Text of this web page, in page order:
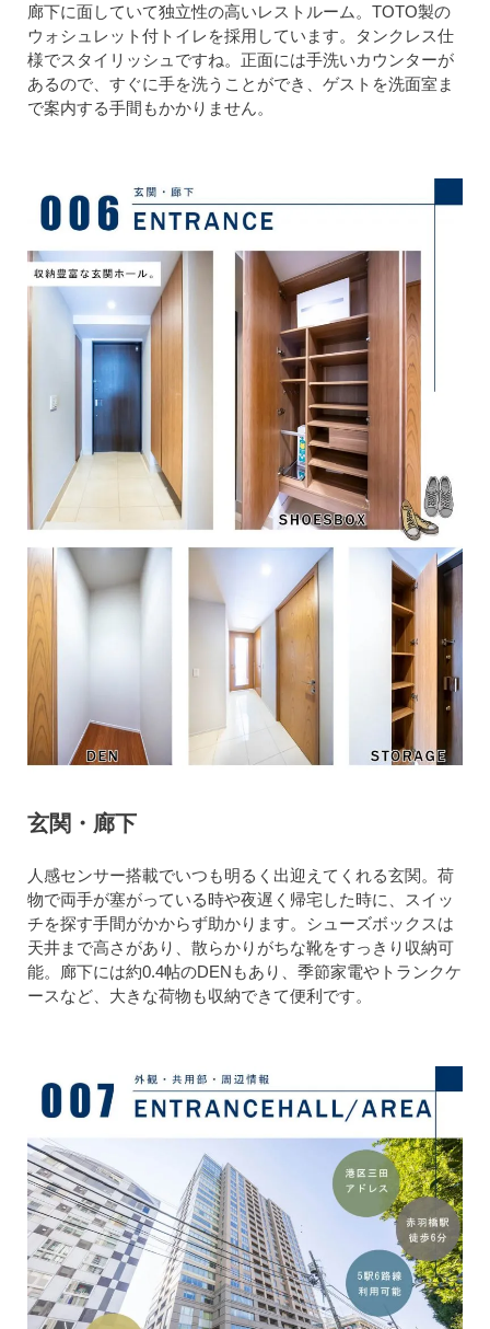
廊下に面していて独立性の高いレストルーム。TOTO製の
ウォシュレット付トイレを採用しています。タンクレス仕
様でスタイリッシュですね。正面には手洗いカウンターが
あるので、すぐに手を洗うことができ、ゲストを洗面室ま
で案内する手間もかかりません。
玄関・廊下
人感センサー搭載でいつも明るく出迎えてくれる玄関。荷
物で両手が塞がっている時や夜遅く帰宅した時に、スイッ
チを探す手間がかからず助かります。シューズボックスは
天井まで高さがあり、散らかりがちな靴をすっきり収納可
能。廊下には約0.4帖のDENもあり、季節家電やトランクケ
ースなど、大きな荷物も収納できて便利です。